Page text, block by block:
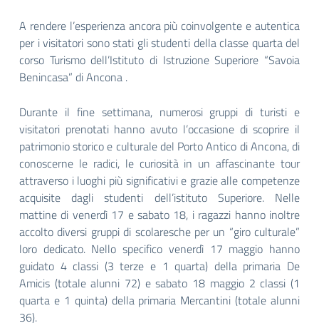
A rendere l’esperienza ancora più coinvolgente e autentica
per i visitatori sono stati gli studenti della classe quarta del
corso Turismo dell’Istituto di Istruzione Superiore “Savoia
Benincasa” di Ancona .
Durante il fine settimana, numerosi gruppi di turisti e
visitatori prenotati hanno avuto l’occasione di scoprire il
patrimonio storico e culturale del Porto Antico di Ancona, di
conoscerne le radici, le curiosità in un affascinante tour
attraverso i luoghi più significativi e grazie alle competenze
acquisite dagli studenti dell’istituto Superiore. Nelle
mattine di venerdì 17 e sabato 18, i ragazzi hanno inoltre
accolto diversi gruppi di scolaresche per un “giro culturale”
loro dedicato. Nello specifico venerdì 17 maggio hanno
guidato 4 classi (3 terze e 1 quarta) della primaria De
Amicis (totale alunni 72) e sabato 18 maggio 2 classi (1
quarta e 1 quinta) della primaria Mercantini (totale alunni
36).